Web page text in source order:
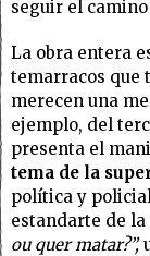
seguir el
La obra entera
temarracos que
merecen una
ejemplo, del
presenta el
tema de la
política y
estandarte de
ou quer matar?”,